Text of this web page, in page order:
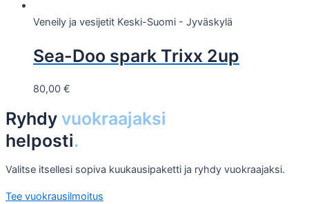
Veneily ja vesijetit Keski-Suomi - Jyväskylä
Sea-Doo spark Trixx 2up
80,00 €
Ryhdy vuokraajaksi
helposti.
Valitse itsellesi sopiva kuukausipaketti ja ryhdy vuokraajaksi.
Tee vuokrausilmoitus